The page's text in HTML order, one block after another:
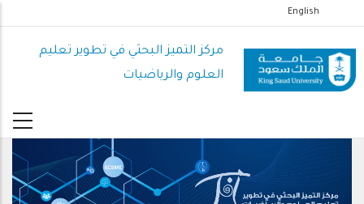
إلى
المحتوى
الرئيسي
English
مركز التميز البحثي في تطوير تعليم
العلوم والرياضيات